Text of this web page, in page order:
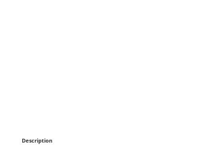
Description